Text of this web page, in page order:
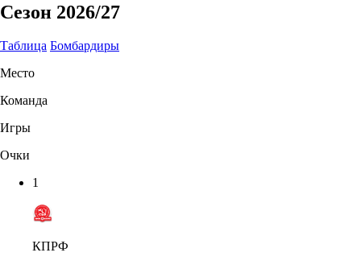
Сезон 2026/27
Таблица Бомбардиры
Место
Команда
Игры
Очки
1
КПРФ